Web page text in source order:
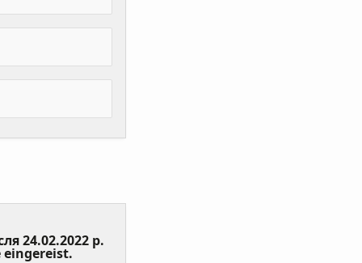
24.02.2022 р.
eingereist. (Value